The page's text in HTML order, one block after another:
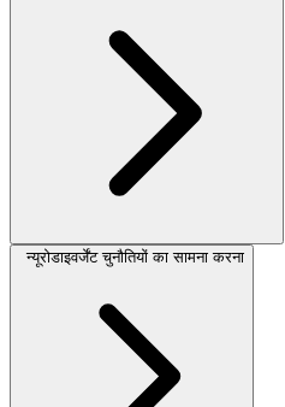
न्यूरोडाइवर्जेंट चुनौतियों का सामना करना